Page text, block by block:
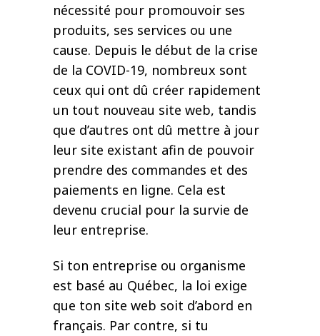
nécessité pour promouvoir ses
produits, ses services ou une
cause. Depuis le début de la crise
de la COVID-19, nombreux sont
ceux qui ont dû créer rapidement
un tout nouveau site web, tandis
que d’autres ont dû mettre à jour
leur site existant afin de pouvoir
prendre des commandes et des
paiements en ligne. Cela est
devenu crucial pour la survie de
leur entreprise.
Si ton entreprise ou organisme
est basé au Québec, la loi exige
que ton site web soit d’abord en
français. Par contre, si tu